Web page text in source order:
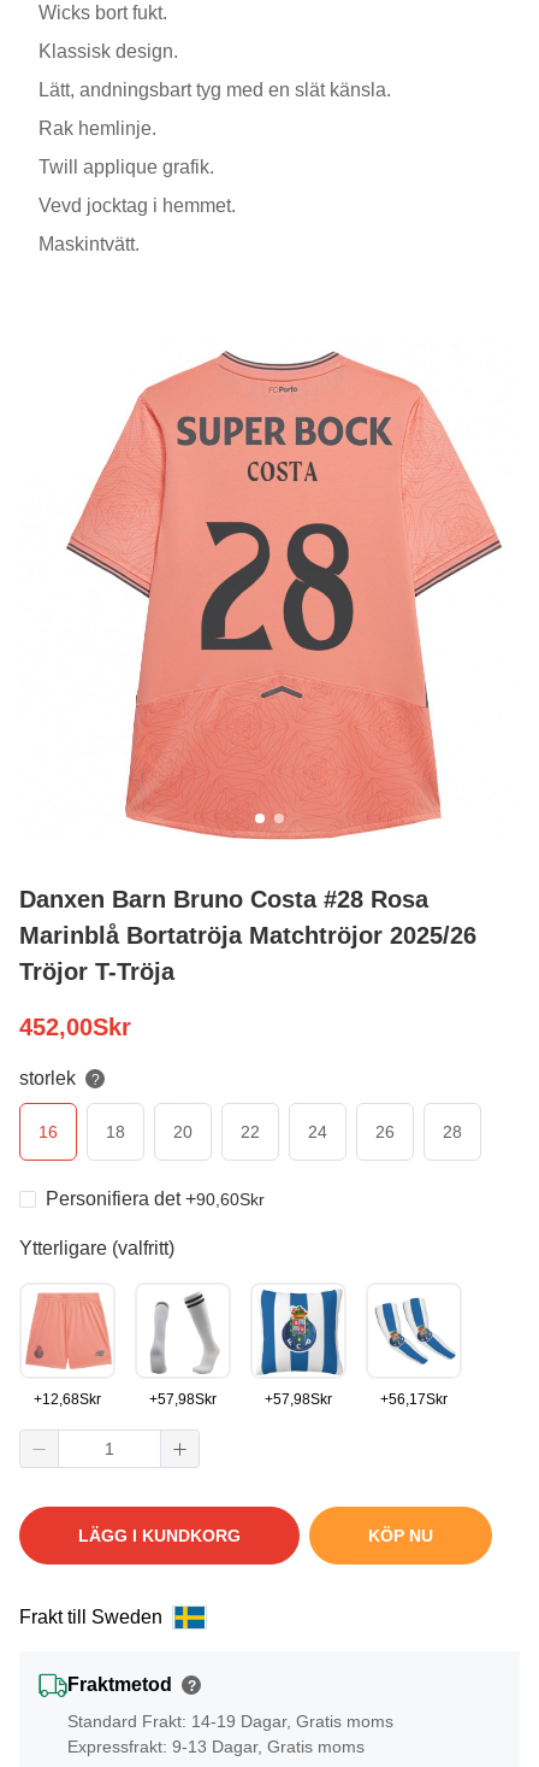
Wicks bort fukt.
Klassisk design.
Lätt, andningsbart tyg med en slät känsla.
Rak hemlinje.
Twill applique grafik.
Vevd jocktag i hemmet.
Maskintvätt.
Danxen Barn Bruno Costa #28 Rosa
Marinblå Bortatröja Matchtröjor 2025/26
Tröjor T-Tröja
452,00Skr
storlek ?
16 18 20 22 24 26 28
Personifiera det+90,60Skr
Ytterligare (valfritt)
+12,68Skr +57,98Skr +57,98Skr +56,17Skr
LÄGG I KUNDKORG KÖP NU
Frakt till Sweden
Fraktmetod ?
Standard Frakt: 14-19 Dagar, Gratis moms
Expressfrakt: 9-13 Dagar, Gratis moms